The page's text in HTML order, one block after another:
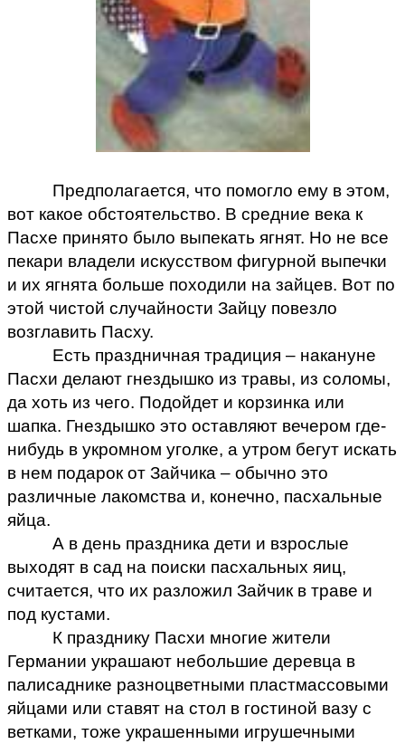
Предполагается, что помогло ему в этом,
вот какое обстоятельство. В средние века к
Пасхе принято было выпекать ягнят. Но не все
пекари владели искусством фигурной выпечки
и их ягнята больше походили на зайцев. Вот по
этой чистой случайности Зайцу повезло
возглавить Пасху.
Есть праздничная традиция – накануне
Пасхи делают гнездышко из травы, из соломы,
да хоть из чего. Подойдет и корзинка или
шапка. Гнездышко это оставляют вечером где-
нибудь в укромном уголке, а утром бегут искать
в нем подарок от Зайчика – обычно это
различные лакомства и, конечно, пасхальные
яйца.
А в день праздника дети и взрослые
выходят в сад на поиски пасхальных яиц,
считается, что их разложил Зайчик в траве и
под кустами.
К празднику Пасхи многие жители
Германии украшают небольшие деревца в
палисаднике разноцветными пластмассовыми
яйцами или ставят на стол в гостиной вазу с
ветками, тоже украшенными игрушечными